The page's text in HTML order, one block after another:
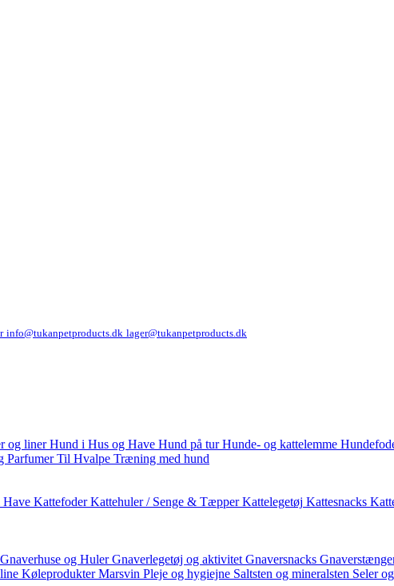
info@tukanpetproducts.dk lager@tukanpetproducts.dk
og liner Hund i Hus og Have Hund på tur Hunde- og kattelemme
Parfumer Til Hvalpe Træning med hund
Kattefoder Kattehuler / Senge & Tæpper Kattelegetøj Kattesnacks
Gnaverhuse og Huler Gnaverlegetøj og aktivitet Gnaversnacks
Køleprodukter Marsvin Pleje og hygiejne Saltsten og mineralsten Seler